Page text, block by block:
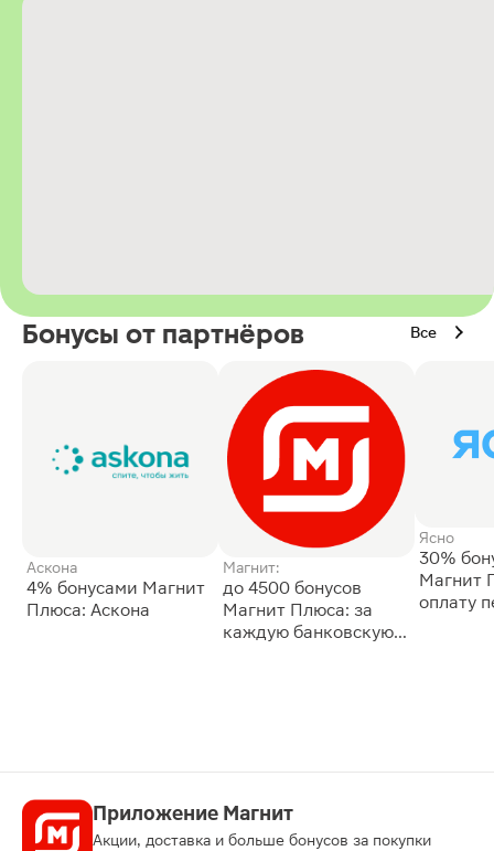
Бонусы от партнёров Все
Аскона
4% бонусами Магнит
Плюса: Аскона
Магнит:
до 4500 бонусов
Магнит Плюса: за
каждую банковскую
Ясно
30%
Магнит
оплату
Приложение Магнит
Акции, доставка и больше бонусов за покупки